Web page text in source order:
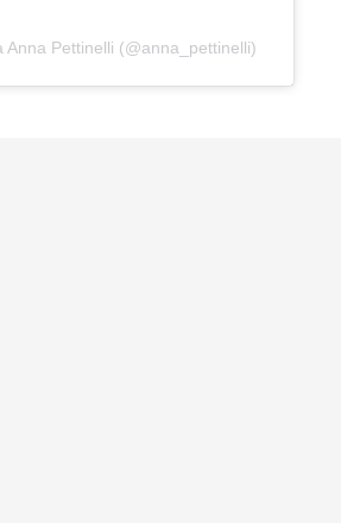
Anna Pettinelli (@anna_pettinelli)